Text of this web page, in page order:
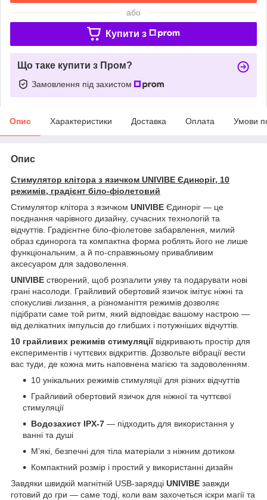
або
Купити з
Що таке купити з Пром?
Замовлення під захистом
Опис Характеристики Доставка Оплата Умови
Опис
Стимулятор клітора з язичком UNIVIBE Єдиноріг, 10
режимів, градієнт біло-фіолетовий
Стимулятор клітора з язичком UNIVIBE Єдиноріг — це
поєднання чарівного дизайну, сучасних технологій та
відчуттів. Градієнтне біло-фіолетове забарвлення, милий
образ єдинорога та компактна форма роблять його не лише
функціональним, а й по-справжньому привабливим
аксесуаром для задоволення.
UNIVIBE створений, щоб розпалити уяву та подарувати нові
грані насолоди. Грайливий обертовий язичок імітує ніжні та
спокусливі лизання, а різноманіття режимів дозволяє
підібрати саме той ритм, який відповідає вашому настрою —
від делікатних імпульсів до глибших і потужніших відчуттів.
10 грайливих режимів стимуляції відкривають простір для
експериментів і чуттєвих відкриттів. Дозвольте вібрації вести
вас туди, де кожна мить наповнена магією та задоволенням.
10 унікальних режимів стимуляції для різних відчуттів
Грайливий обертовий язичок для ніжної та чуттєвої
стимуляції
Водозахист IPX-7 — підходить для використання у
ванні та душі
М’які, безпечні для тіла матеріали з ніжним дотиком
Компактний розмір і простий у використанні дизайн
Завдяки швидкій магнітній USB-зарядці UNIVIBE завжди
готовий до гри — саме тоді, коли вам захочеться іскри магії та